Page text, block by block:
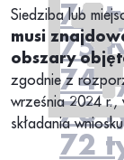
76
75
74
73
72
Siedziba lub
musi
obszary
zgodnie z
września 2024 r.,
składania